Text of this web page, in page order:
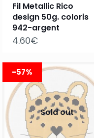
Fil Metallic Rico
design 50g. coloris
942-argent
4.60€
-57%
Sold out